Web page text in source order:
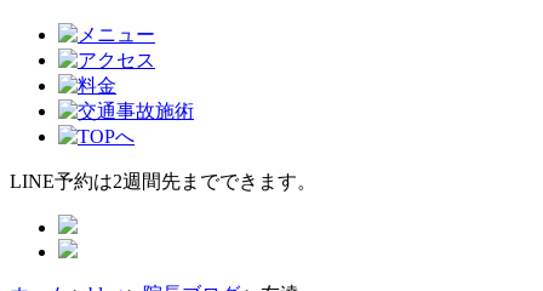
LINE予約は2週間先までできます。